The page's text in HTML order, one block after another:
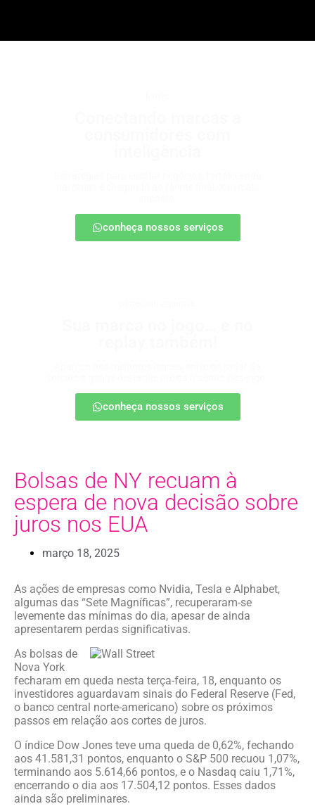
conheça nossos serviços
conheça nossos serviços
Bolsas de NY recuam à
espera de nova decisão sobre
juros nos EUA
março 18, 2025
As ações de empresas como Nvidia, Tesla e Alphabet,
algumas das “Sete Magníficas”, recuperaram-se
levemente das mínimas do dia, apesar de ainda
apresentarem perdas significativas.
As bolsas de
Nova York
fecharam em queda nesta terça-feira, 18, enquanto os
investidores aguardavam sinais do Federal Reserve (Fed,
o banco central norte-americano) sobre os próximos
passos em relação aos cortes de juros.
O índice Dow Jones teve uma queda de 0,62%, fechando
aos 41.581,31 pontos, enquanto o S&P 500 recuou 1,07%,
terminando aos 5.614,66 pontos, e o Nasdaq caiu 1,71%,
encerrando o dia aos 17.504,12 pontos. Esses dados
ainda são preliminares.